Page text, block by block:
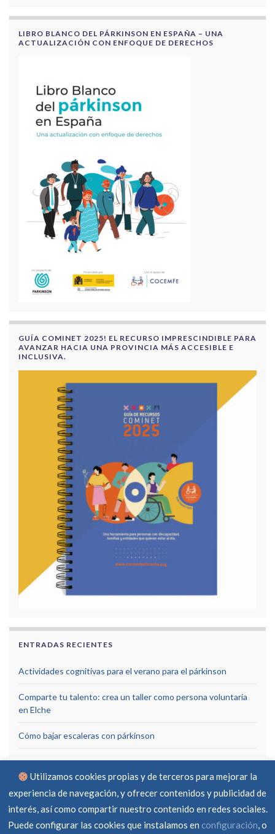
LIBRO BLANCO DEL PÁRKINSON EN ESPAÑA – UNA
ACTUALIZACIÓN CON ENFOQUE DE DERECHOS
GUÍA COMINET 2025! EL RECURSO IMPRESCINDIBLE PARA
AVANZAR HACIA UNA PROVINCIA MÁS ACCESIBLE E
INCLUSIVA.
ENTRADAS RECIENTES
Actividades cognitivas para el verano para el párkinson
Comparte tu talento: crea un taller como persona voluntaria
en Elche
Cómo bajar escaleras con párkinson
Aviso Legal Política de privacidad
Política de cookies
Utilizamos cookies propias y de terceros para mejorar la
experiencia de navegación, y ofrecer contenidos y publicidad de
interés, así como compartir nuestro contenido en redes sociales.
Puede configurar las cookies que instalamos en configuración, o